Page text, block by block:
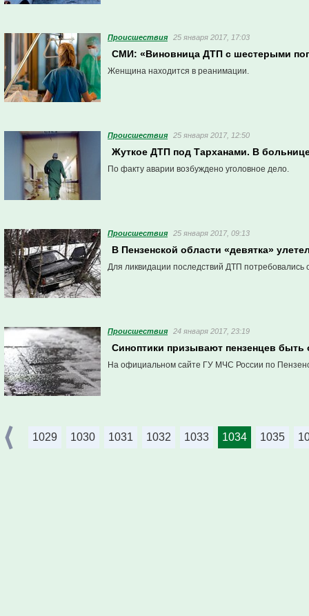
Проиcшествия 25 января 2017, 17:03
СМИ: «Виновница ДТП с шестерыми
Женщина находится в реанимации.
Проиcшествия 25 января 2017, 12:50
Жуткое ДТП под Тарханами. В
По факту аварии возбуждено уголовное дело.
Проиcшествия 25 января 2017, 09:13
В Пензенской области «девятка»
Для ликвидации последствий ДТП потребовались
Проиcшествия 24 января 2017, 23:19
Синоптики призывают пензенцев
На официальном сайте ГУ МЧС России по
1029 1030 1031 1032 1033 1034 1035